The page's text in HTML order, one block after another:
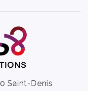
Saint-Denis